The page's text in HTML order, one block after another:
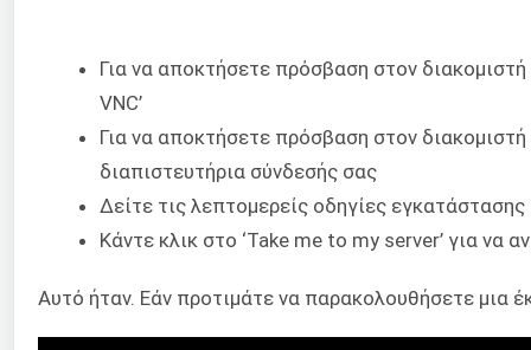
Για να αποκτήσετε πρόσβαση στον
VNC’
Για να αποκτήσετε πρόσβαση στον
διαπιστευτήρια σύνδεσής σας
Δείτε τις λεπτομερείς οδηγίες
Κάντε κλικ στο ‘Take me to my server’ για να
Αυτό ήταν. Εάν προτιμάτε να παρακολουθήσετε μια